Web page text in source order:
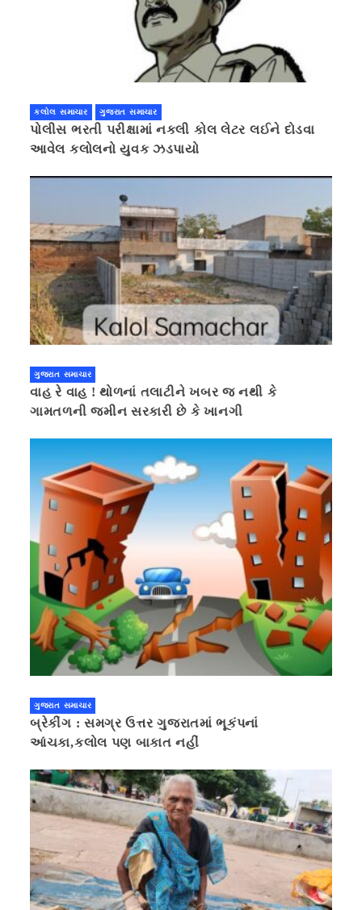
કલોલ સમાચાર ગુજરાત સમાચાર
પોલીસ ભરતી પરીક્ષામાં નકલી કોલ લેટર લઈને દોડવા
આવેલ કલોલનો યુવક ઝડપાયો
ગુજરાત સમાચાર
વાહ રે વાહ ! થોળનાં તલાટીને ખબર જ નથી કે
ગામતળની જમીન સરકારી છે કે ખાનગી
ગુજરાત સમાચાર
બ્રેકીંગ : સમગ્ર ઉત્તર ગુજરાતમાં ભૂકંપનાં
આંચકા,કલોલ પણ બાકાત નહીં